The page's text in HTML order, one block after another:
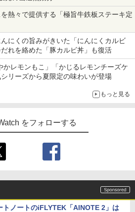
熱々で提供する「極旨牛鉄板ステーキ定
にくの旨みがきいた「にんにくカルビ
れを絡めた「豚カルビ丼」も復活
かレモンもこ」「かじるレモンチーズケ
リーズから夏限定の味わいが登場
もっと見る
をフォローする
トノートのiFLYTEK「AINOTE 2」は